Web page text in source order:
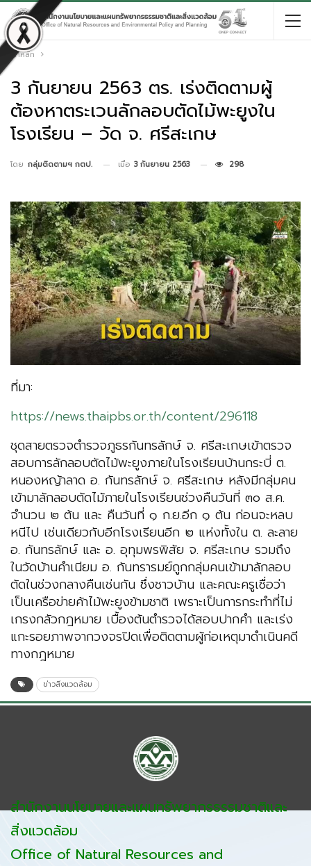
หน้าหลัก
3 กันยายน 2563 ตร. เร่งติดตามผู้
ต้องหาตระเวนลักลอบตัดไม้พะยูงใน
โรงเรียน – วัด จ. ศรีสะเกษ
โดย กลุ่มติดตามฯ กตป. เมื่อ 3 กันยายน 2563 298
ที่มา:
https://news.thaipbs.or.th/content/296118
ชุดสายตรวจตำรวจภูธรกันทรลักษ์ จ. ศรีสะเกษเข้าตรวจ
สอบการลักลอบตัดไม้พะยูงภายในโรงเรียนบ้านกระบี่ ต.
หนองหญ้าลาด อ. กันทรลักษ์ จ. ศรีสะเกษ หลังมีกลุ่มคน
เข้ามาลักลอบตัดไม้ภายในโรงเรียนช่วงคืนวันที่ ๓๐ ส.ค.
จำนวน ๒ ต้น และ คืนวันที่ ๑ ก.ย.อีก ๑ ต้น ก่อนจะหลบ
หนีไป เช่นเดียวกับอีกโรงเรียนอีก ๒ แห่งทั้งใน ต. ละลาย
อ. กันทรลักษ์ และ อ. อุทุมพรพิสัย จ. ศรีสะเกษ รวมถึง
ในวัดบ้านคำเนียม อ. กันทรารมย์ถูกกลุ่มคนเข้ามาลักลอบ
ตัดในช่วงกลางคืนเช่นกัน ซึ่งชาวบ้าน และคณะครูเชื่อว่า
เป็นเครือข่ายค้าไม้พะยูงข้ามชาติ เพราะเป็นการกระทำที่ไม่
เกรงกลัวกฎหมาย เบื้องต้นตำรวจได้สอบปากคำ และเร่ง
แกะรอยภาพจากวงจรปิดเพื่อติดตามผู้ก่อเหตุมาดำเนินคดี
ทางกฎหมาย
ข่าวสิ่งแวดล้อม
สำนักงานนโยบายและแผนทรัพยากรธรรมชาติและ
สิ่งแวดล้อม
Office of Natural Resources and